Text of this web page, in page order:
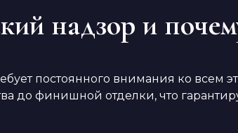
надзор и
постоянного внимания ко всем
до финишной отделки, что